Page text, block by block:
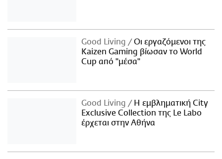
Good Living
Οι εργαζόμενοι της
Kaizen Gaming βίωσαν το World
Cup από "μέσα"
Good Living
Η εμβληματική City
Exclusive Collection της Le Labo
έρχεται στην Αθήνα